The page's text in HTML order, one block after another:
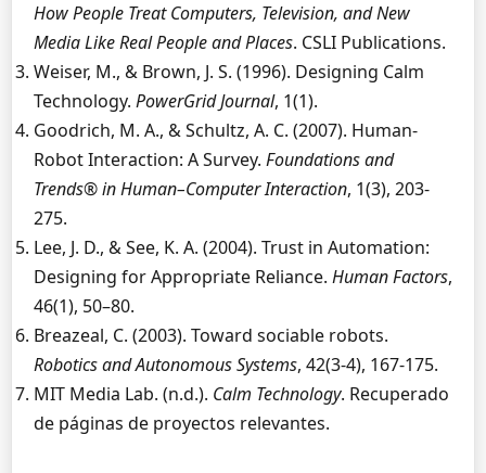
How People Treat Computers, Television, and New
Media Like Real People and Places. CSLI Publications.
Weiser, M., & Brown, J. S. (1996). Designing Calm
Technology. PowerGrid Journal, 1(1).
Goodrich, M. A., & Schultz, A. C. (2007). Human-
Robot Interaction: A Survey. Foundations and
Trends® in Human–Computer Interaction, 1(3), 203-
275.
Lee, J. D., & See, K. A. (2004). Trust in Automation:
Designing for Appropriate Reliance. Human Factors,
46(1), 50–80.
Breazeal, C. (2003). Toward sociable robots.
Robotics and Autonomous Systems, 42(3-4), 167-175.
MIT Media Lab. (n.d.). Calm Technology. Recuperado
de páginas de proyectos relevantes.